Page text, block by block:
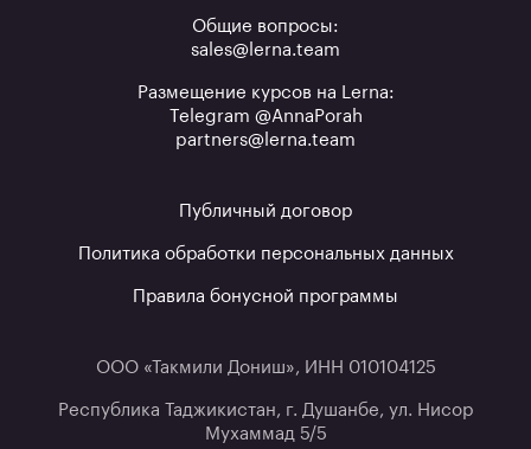
Общие вопросы:
sales@lerna.team
Размещение курсов на Lerna:
Telegram @AnnaPorah
partners@lerna.team
Публичный договор
Политика обработки персональных данных
Правила бонусной программы
ООО «Такмили Дониш», ИНН 010104125
Республика Таджикистан, г. Душанбе, ул. Нисор
Мухаммад 5/5